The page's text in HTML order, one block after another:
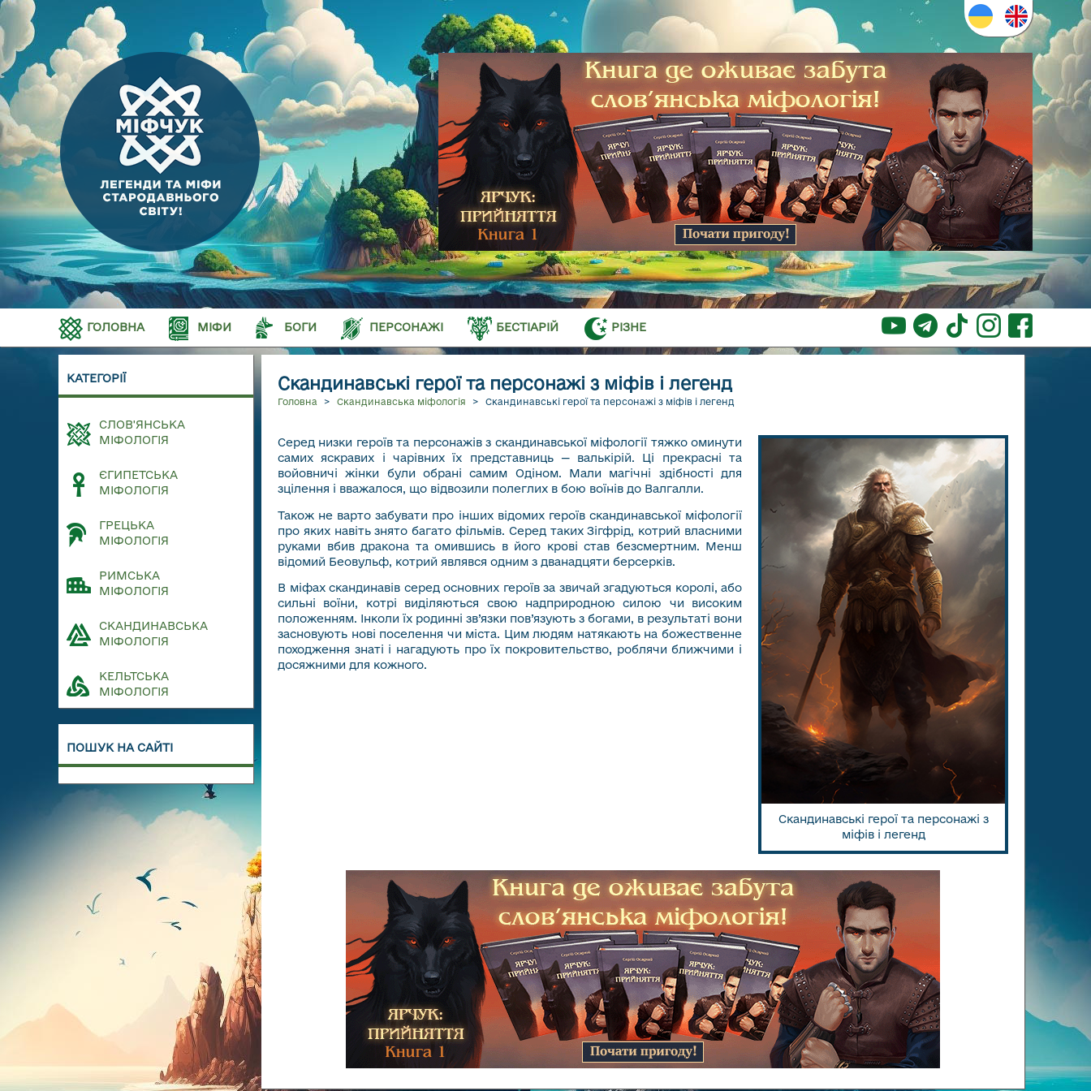
ГОЛОВНА МІФИ БОГИ ПЕРСОНАЖІ БЕСТІАРІЙ РІЗНЕ
КАТЕГОРІЇ
СЛОВ'ЯНСЬКА
МІФОЛОГІЯ
ЄГИПЕТСЬКА
МІФОЛОГІЯ
ГРЕЦЬКА
МІФОЛОГІЯ
РИМСЬКА
МІФОЛОГІЯ
СКАНДИНАВСЬКА
МІФОЛОГІЯ
КЕЛЬТСЬКА
МІФОЛОГІЯ
ПОШУК НА САЙТІ
Скандинавські герої та персонажі з міфів і легенд
Головна > Скандинавська міфологія > Скандинавські герої та персонажі з міфів і легенд
Скандинавські герої та персонажі з
міфів і легенд
Серед низки героїв та персонажів з скандинавської міфології тяжко оминути
самих яскравих і чарівних їх представниць — валькірій. Ці прекрасні та
войовничі жінки були обрані самим Одіном. Мали магічні здібності для
зцілення і вважалося, що відвозили полеглих в бою воїнів до Валгалли.
Також не варто забувати про інших відомих героїв скандинавської міфології
про яких навіть знято багато фільмів. Серед таких Зігфрід, котрий власними
руками вбив дракона та омившись в його крові став безсмертним. Менш
відомий Беовульф, котрий являвся одним з дванадцяти берсерків.
В міфах скандинавів серед основних героїв за звичай згадуються королі, або
сильні воїни, котрі виділяються свою надприродною силою чи високим
положенням. Інколи їх родинні зв’язки пов’язують з богами, в результаті вони
засновують нові поселення чи міста. Цим людям натякають на божественне
походження знаті і нагадують про їх покровительство, роблячи ближчими і
досяжними для кожного.